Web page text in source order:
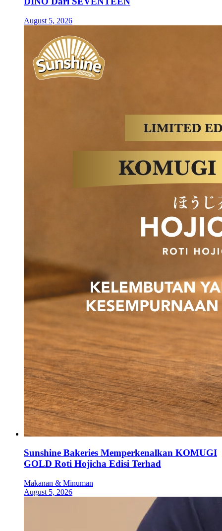
August 5, 2026
Sunshine Bakeries Memperkenalkan KOMUGI
GOLD Roti Hojicha Edisi Terhad
Makanan & Minuman
August 5, 2026